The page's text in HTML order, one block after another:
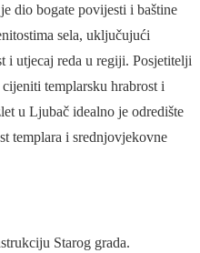
dio bogate povijesti i baštine
sela, uključujući
i utjecaj reda u regiji. Posjetitelji
templarsku hrabrost i
u Ljubač idealno je odredište
templara i srednjovjekovne
Starog grada.